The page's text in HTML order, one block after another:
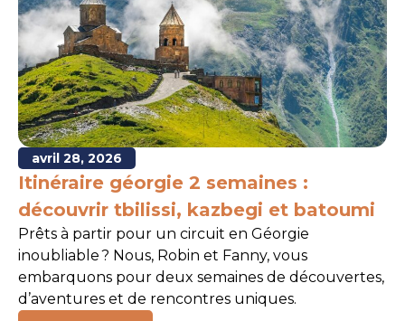
avril 28, 2026
Itinéraire géorgie 2 semaines :
découvrir tbilissi, kazbegi et batoumi
Prêts à partir pour un circuit en Géorgie
inoubliable ? Nous, Robin et Fanny, vous
embarquons pour deux semaines de découvertes,
d’aventures et de rencontres uniques.